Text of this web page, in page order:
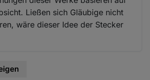
Ließen sich Gläubige nicht
wäre dieser Idee der Stecker